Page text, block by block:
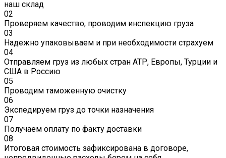
наш склад
02
Проверяем качество, проводим инспекцию груза
03
Надежно упаковываем и при необходимости страхуем
04
Отправляем груз из любых стран АТР, Европы, Турции и
США в Россию
05
Проводим таможенную очистку
06
Экспедируем груз до точки назначения
07
Получаем оплату по факту доставки
08
Итоговая стоимость зафиксирована в договоре,